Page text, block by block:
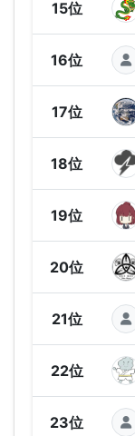
15位
16位
17位
18位
19位
20位
21位
22位
23位